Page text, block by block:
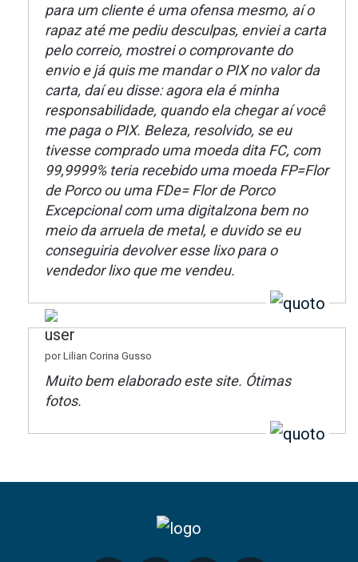
para um cliente é uma ofensa mesmo, aí o
rapaz até me pediu desculpas, enviei a carta
pelo correio, mostrei o comprovante do
envio e já quis me mandar o PIX no valor da
carta, daí eu disse: agora ela é minha
responsabilidade, quando ela chegar aí você
me paga o PIX. Beleza, resolvido, se eu
tivesse comprado uma moeda dita FC, com
99,9999% teria recebido uma moeda FP=Flor
de Porco ou uma FDe= Flor de Porco
Excepcional com uma digitalzona bem no
meio da arruela de metal, e duvido se eu
conseguiria devolver esse lixo para o
vendedor lixo que me vendeu.
por Lilian Corina Gusso
Muito bem elaborado este site. Ótimas
fotos.